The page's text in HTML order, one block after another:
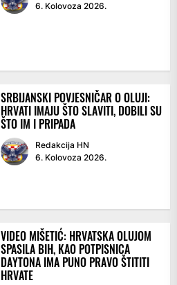
6. Kolovoza 2026.
SRBIJANSKI POVJESNIČAR O OLUJI:
HRVATI IMAJU ŠTO SLAVITI, DOBILI SU
ŠTO IM I PRIPADA
Redakcija HN
6. Kolovoza 2026.
VIDEO MIŠETIĆ: HRVATSKA OLUJOM
SPASILA BIH, KAO POTPISNICA
DAYTONA IMA PUNO PRAVO ŠTITITI
HRVATE